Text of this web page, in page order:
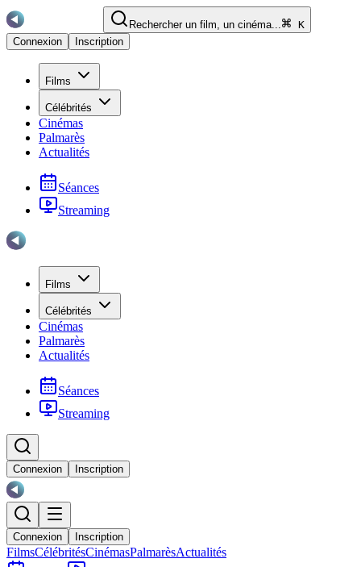
Rechercher un film, un cinéma...
K
Connexion
Inscription
Films
Célébrités
Cinémas
Palmarès
Actualités
Séances
Streaming
Films
Célébrités
Cinémas
Palmarès
Actualités
Séances
Streaming
Connexion Inscription
Connexion Inscription
FilmsCélébritésCinémasPalmarèsActualités